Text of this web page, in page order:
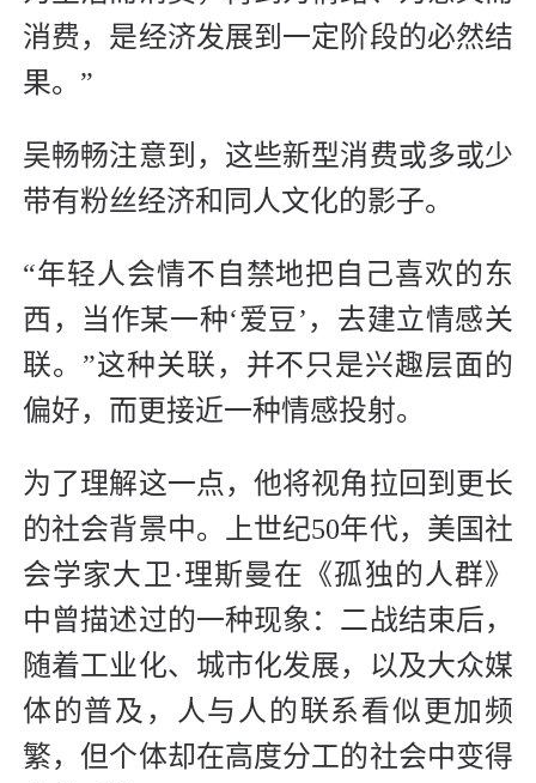
消费，是经济发展到一定阶段的必然结
果。”
吴畅畅注意到，这些新型消费或多或少
带有粉丝经济和同人文化的影子。
“年轻人会情不自禁地把自己喜欢的东
西，当作某一种‘爱豆’，去建立情感关
联。”这种关联，并不只是兴趣层面的
偏好，而更接近一种情感投射。
为了理解这一点，他将视角拉回到更长
的社会背景中。上世纪50年代，美国社
会学家大卫·理斯曼在《孤独的人群》
中曾描述过的一种现象：二战结束后，
随着工业化、城市化发展，以及大众媒
体的普及，人与人的联系看似更加频
繁，但个体却在高度分工的社会中变得